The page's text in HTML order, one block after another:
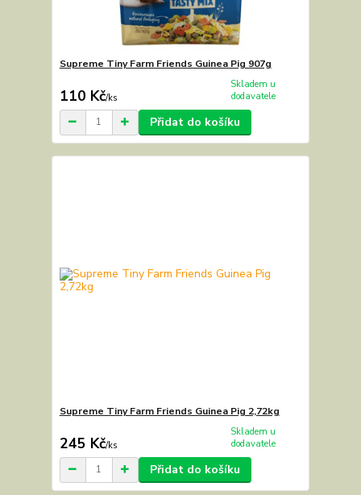
Supreme Tiny Farm Friends Guinea Pig 907g
110 Kč/ks
Skladem u
dodavatele
Přidat do košíku
Supreme Tiny Farm Friends Guinea Pig 2,72kg
245 Kč/ks
Skladem u
dodavatele
Přidat do košíku